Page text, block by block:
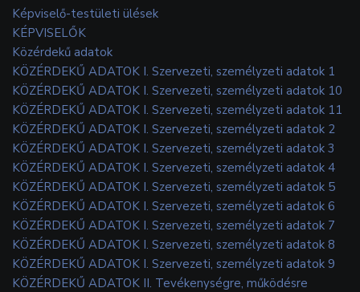
Képviselő-testületi ülések
KÉPVISELŐK
Közérdekű adatok
KÖZÉRDEKŰ ADATOK I. Szervezeti, személyzeti adatok 1
KÖZÉRDEKŰ ADATOK I. Szervezeti, személyzeti adatok 10
KÖZÉRDEKŰ ADATOK I. Szervezeti, személyzeti adatok 11
KÖZÉRDEKŰ ADATOK I. Szervezeti, személyzeti adatok 2
KÖZÉRDEKŰ ADATOK I. Szervezeti, személyzeti adatok 3
KÖZÉRDEKŰ ADATOK I. Szervezeti, személyzeti adatok 4
KÖZÉRDEKŰ ADATOK I. Szervezeti, személyzeti adatok 5
KÖZÉRDEKŰ ADATOK I. Szervezeti, személyzeti adatok 6
KÖZÉRDEKŰ ADATOK I. Szervezeti, személyzeti adatok 7
KÖZÉRDEKŰ ADATOK I. Szervezeti, személyzeti adatok 8
KÖZÉRDEKŰ ADATOK I. Szervezeti, személyzeti adatok 9
KÖZÉRDEKŰ ADATOK II. Tevékenységre, működésre